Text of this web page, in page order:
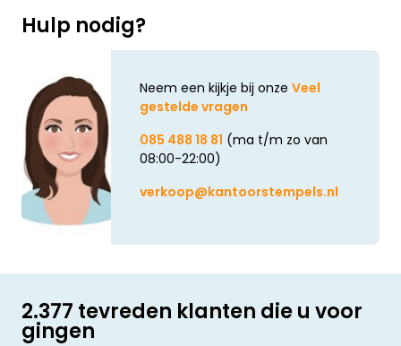
Hulp nodig?
Neem een kijkje bij onze Veel
gestelde vragen
085 488 18 81 (ma t/m zo van
08:00-22:00)
verkoop@kantoorstempels.nl
2.377 tevreden klanten die u voor
gingen